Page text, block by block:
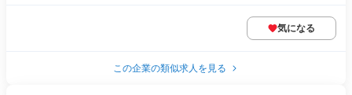
気になる
この企業の類似求人を見る